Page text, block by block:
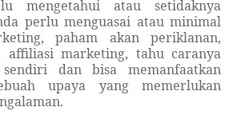
mengetahui atau setidaknya
perlu menguasai atau minimal
paham akan periklanan,
affiliasi marketing, tahu caranya
dan bisa memanfaatkan
upaya yang memerlukan